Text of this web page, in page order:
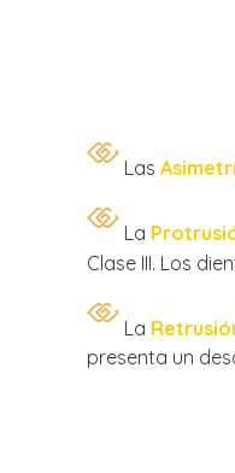
Las
La
Clase III. Los
La
presenta un